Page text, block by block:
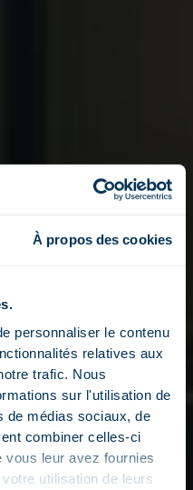
À propos des cookies
personnaliser le contenu
relatives aux
trafic. Nous
sur l'utilisation de
de médias sociaux, de
combiner celles-ci
vous leur avez fournies
utilisation de leurs
SMART
TIME
AND